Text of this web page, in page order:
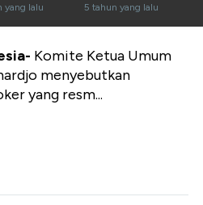
Ritel
yang lalu
Pandemi
5 tahun yang lalu
Komite Ketua Umum
menyebutkan
yang resm...